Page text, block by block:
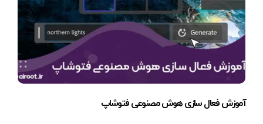
آموزش فعال سازی هوش مصنوعی فتوشاپ